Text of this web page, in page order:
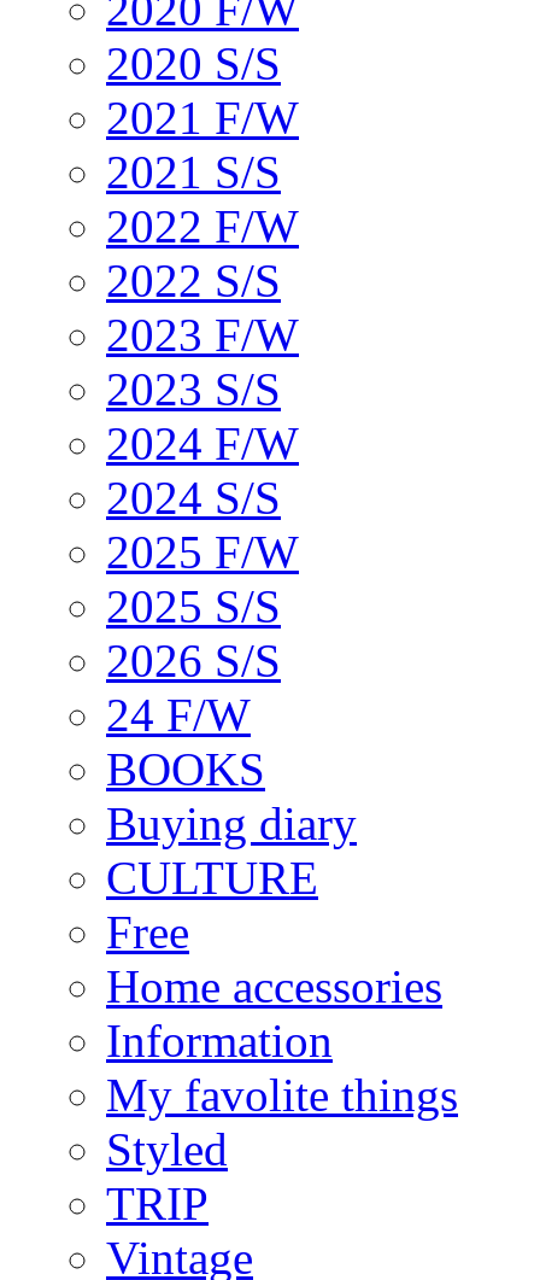
2020 S/S
2021 F/W
2021 S/S
2022 F/W
2022 S/S
2023 F/W
2023 S/S
2024 F/W
2024 S/S
2025 F/W
2025 S/S
2026 S/S
24 F/W
BOOKS
Buying diary
CULTURE
Free
Home accessories
Information
My favolite things
Styled
TRIP
Vintage